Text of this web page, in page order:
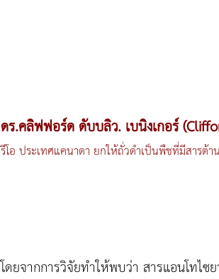
ดร.คลิฟฟอร์ด ดับบลิว. เบนิงเกอร์
รีโอ ประเทศแคนาดา ยกให้ถั่วดำเป็นพืชที่มีสารต้
โดยจากการวิจัยทำให้พบว่า สารแอนโทไ